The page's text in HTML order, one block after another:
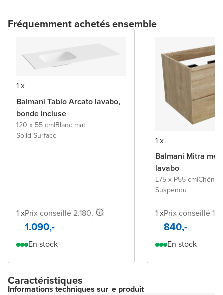
Fréquemment achetés ensemble
1 x
Balmani Tablo Arcato lavabo,
bonde incluse
120 x 55 cm|Blanc mat|
Solid Surface
1 xPrix conseillé 2.180,-
1.090,-
En stock
1 x
Balmani Mitra
lavabo
L75 x P55 cm|Chêne
Suspendu
1 xPrix conseillé
840,-
En stock
Caractéristiques
Informations techniques sur le produit